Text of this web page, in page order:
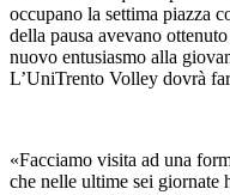
occupano la settima piazza
della pausa avevano
nuovo entusiasmo alla
L’UniTrento Volley dovrà
«Facciamo visita ad una
che nelle ultime sei giornate